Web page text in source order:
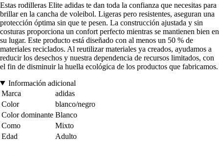
Estas rodilleras Elite adidas te dan toda la confianza que necesitas para
brillar en la cancha de voleibol. Ligeras pero resistentes, aseguran una
protección óptima sin que te pesen. La construcción ajustada y sin
costuras proporciona un confort perfecto mientras se mantienen bien en
su lugar. Este producto está diseñado con al menos un 50 % de
materiales reciclados. Al reutilizar materiales ya creados, ayudamos a
reducir los desechos y nuestra dependencia de recursos limitados, con
el fin de disminuir la huella ecológica de los productos que fabricamos.
Información adicional
Marca
adidas
Color
blanco/negro
Color dominante Blanco
Como
Mixto
Edad
Adulto